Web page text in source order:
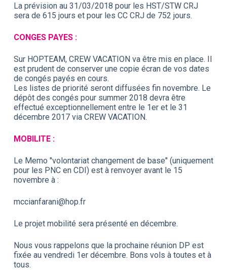
La prévision au 31/03/2018 pour les HST/STW CRJ
sera de 615 jours et pour les CC CRJ de 752 jours.
CONGES PAYES :
Sur HOPTEAM, CREW VACATION va être mis en place. Il
est prudent de conserver une copie écran de vos dates
de congés payés en cours.
Les listes de priorité seront diffusées fin novembre. Le
dépôt des congés pour summer 2018 devra être
effectué exceptionnellement entre le 1er et le 31
décembre 2017 via CREW VACATION.
MOBILITE :
Le Memo "volontariat changement de base" (uniquement
pour les PNC en CDI) est à renvoyer avant le 15
novembre à :
mccianfarani@hop.fr
Le projet mobilité sera présenté en décembre.
Nous vous rappelons que la prochaine réunion DP est
fixée au vendredi 1er décembre. Bons vols à toutes et à
tous.